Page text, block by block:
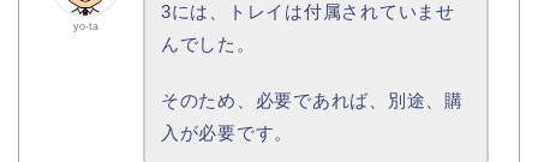
yo-ta
3には、トレイは付属されていませ
んでした。
そのため、必要であれば、別途、購
入が必要です。